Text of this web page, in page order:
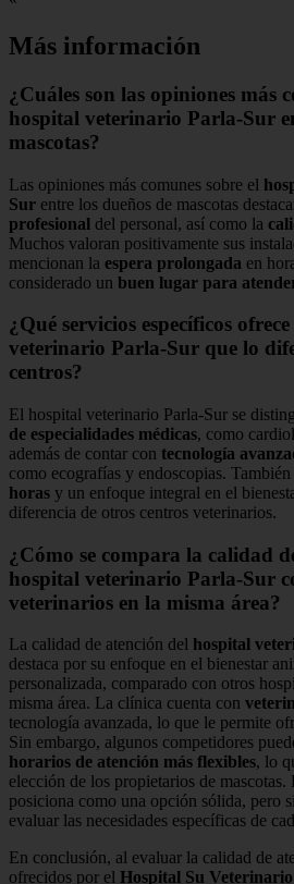
Más información
¿Cuáles son las opiniones más
hospital veterinario Parla-Sur
mascotas?
Las opiniones más comunes sobre el
Sur entre los dueños de mascotas
profesional del personal, así como la
Muchos valoran positivamente sus
mencionan la espera prolongada en
considerado un buen lugar para
¿Qué servicios específicos
veterinario Parla-Sur que lo
centros?
El hospital veterinario Parla-Sur se
de especialidades médicas, como
además de contar con tecnología
como ecografías y endoscopias.
horas y un enfoque integral en el
diferencia de otros centros veterinarios.
¿Cómo se compara la calidad
hospital veterinario Parla-Sur
veterinarios en la misma área?
La calidad de atención del hospital
destaca por su enfoque en el bienestar
personalizada, comparado con otros
misma área. La clínica cuenta con
tecnología avanzada, lo que le permite
Sin embargo, algunos competidores
horarios de atención más flexibles, lo
elección de los propietarios de mascotas.
posiciona como una opción sólida, pero
evaluar las necesidades específicas de
En conclusión, al evaluar la calidad de
ofrecidos por el Hospital Su